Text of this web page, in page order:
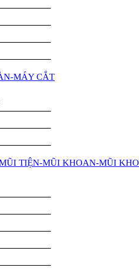
MÁY CẮT
TIỆN-MŨI KHOAN-MŨI